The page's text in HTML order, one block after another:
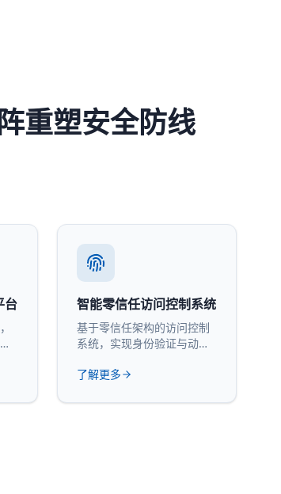
重塑安全防线
台 智能零信任访问控制系统
基于零信任架构的访问控制
系统，实现身份验证与动态
了解更多